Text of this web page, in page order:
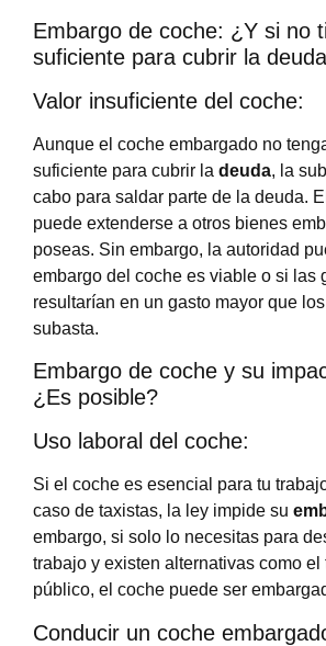
Embargo de coche: ¿Y si no
suficiente para cubrir la
Valor insuficiente del coche:
Aunque el coche embargado no
suficiente para cubrir la deuda, la
cabo para saldar parte de la deuda. El
puede extenderse a otros bienes
poseas. Sin embargo, la autoridad
embargo del coche es viable o si las
resultarían en un gasto mayor que
subasta.
Embargo de coche y su
¿Es posible?
Uso laboral del coche:
Si el coche es esencial para tu
caso de taxistas, la ley impide su
embargo, si solo lo necesitas para
trabajo y existen alternativas como el
público, el coche puede ser
Conducir un coche